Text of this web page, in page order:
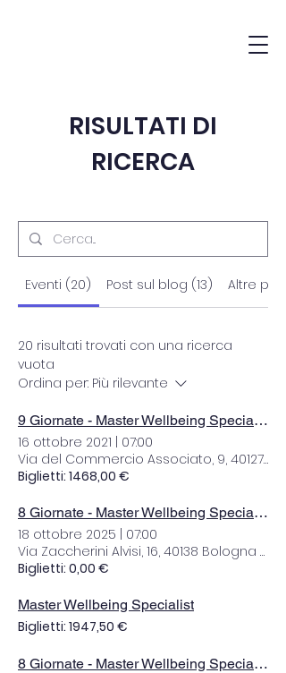
RISULTATI DI
RICERCA
Eventi (20) Post sul blog (13) Altre
20 risultati trovati con una ricerca
vuota
Ordina per: Più rilevante
9 Giornate - Master Wellbeing Specialist
16 ottobre 2021
07:00
Via del Commercio Associato, 9, 40127
Biglietti: 1468,00 €
8 Giornate - Master Wellbeing Specialist
18 ottobre 2025
07:00
Via Zaccherini Alvisi, 16, 40138 Bologna BO,
Biglietti: 0,00 €
Master Wellbeing Specialist
Biglietti: 1947,50 €
8 Giornate - Master Wellbeing Specialist